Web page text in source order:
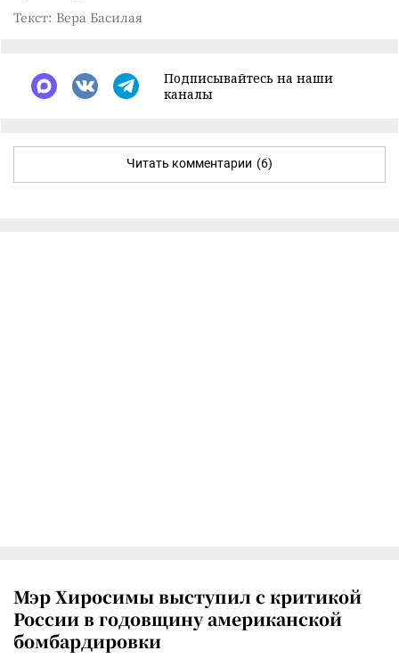
Текст: Вера Басилая
Подписывайтесь на наши
каналы
Читать комментарии (6)
Мэр Хиросимы выступил с критикой
России в годовщину американской
бомбардировки